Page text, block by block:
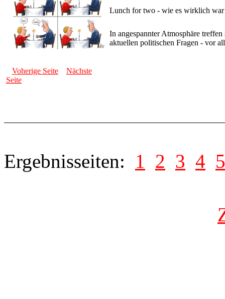
Lunch for two - wie es wirklich war
In angespannter Atmosphäre
aktuellen politischen Fragen - vor
Voherige Seite
Nächste
Seite
Ergebnisseiten: 1 2 3 4 5